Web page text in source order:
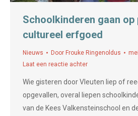
Schoolkinderen gaan op
cultureel erfgoed
Nieuws Door Frouke Ringenoldus
Laat een reactie achter
Wie gisteren door Vleuten liep of
opgevallen, overal liepen
van de Kees Valkensteinschool en